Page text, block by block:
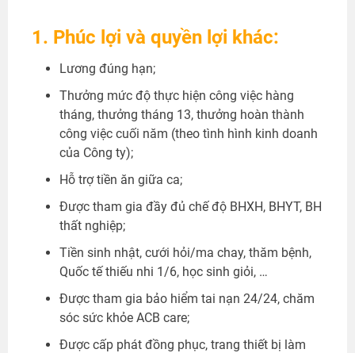
1. Phúc lợi và quyền lợi khác:
Lương đúng hạn;
Thưởng mức độ thực hiện công việc hàng
tháng, thưởng tháng 13, thưởng hoàn thành
công việc cuối năm (theo tình hình kinh doanh
của Công ty);
Hỗ trợ tiền ăn giữa ca;
Được tham gia đầy đủ chế độ BHXH, BHYT, BH
thất nghiệp;
Tiền sinh nhật, cưới hỏi/ma chay, thăm bệnh,
Quốc tế thiếu nhi 1/6, học sinh giỏi, …
Được tham gia bảo hiểm tai nạn 24/24, chăm
sóc sức khỏe ACB care;
Được cấp phát đồng phục, trang thiết bị làm